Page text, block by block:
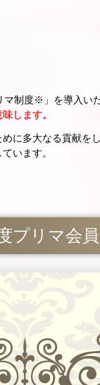
マ制度※」を導入い
します。
に多大なる貢献を
います。
プリマ会